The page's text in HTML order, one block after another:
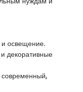
и освещение.
декоративные